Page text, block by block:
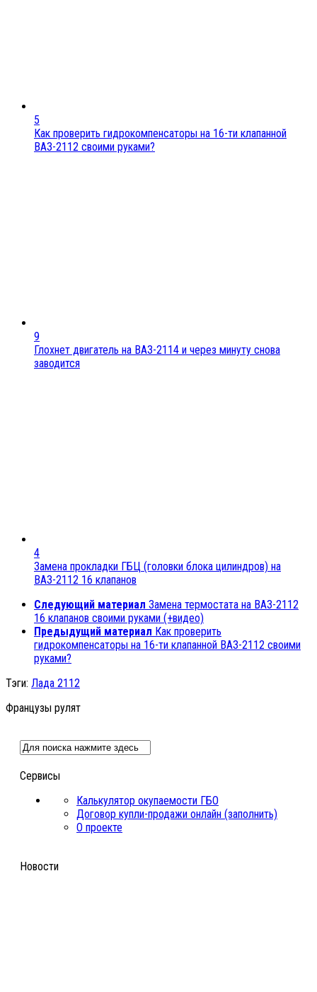
5
Как проверить гидрокомпенсаторы на 16-ти клапанной
ВАЗ-2112 своими руками?
9
Глохнет двигатель на ВАЗ-2114 и через минуту снова
заводится
4
Замена прокладки ГБЦ (головки блока цилиндров) на
ВАЗ-2112 16 клапанов
Следующий материал Замена термостата на ВАЗ-2112
16 клапанов своими руками (+видео)
Предыдущий материал Как проверить
гидрокомпенсаторы на 16-ти клапанной ВАЗ-2112 своими
руками?
Тэги: Лада 2112
Французы рулят
Сервисы
Калькулятор окупаемости ГБО
Договор купли-продажи онлайн (заполнить)
О проекте
Новости